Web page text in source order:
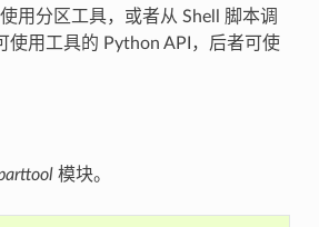
用分区工具，或者从 Shell 脚本调
使用工具的 Python API，后者可使
模块。